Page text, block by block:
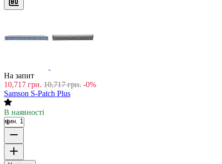
На запит
10,717 грн. 10,717 грн. -0%
Samson S-Patch Plus
В наявності
мин. 1